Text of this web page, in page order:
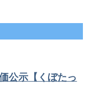
公示【くぼたっ